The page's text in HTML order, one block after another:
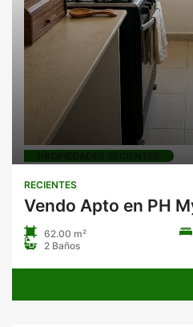
PROPIEDADES RECIENTES
RECIENTES
Vendo Apto en PH
62.00 m²
2 Baños